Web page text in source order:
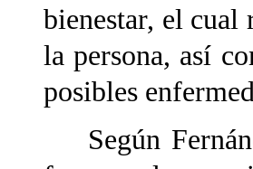
bienestar, el cual
la persona, así
posibles
Según